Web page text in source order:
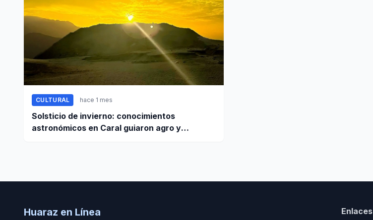
CULTURAL hace 1 mes
Solsticio de invierno: conocimientos
astronómicos en Caral guiaron agro y
Huaraz en Línea Enlaces